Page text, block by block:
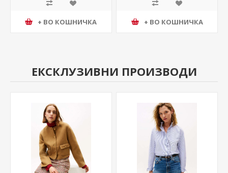
+ ВО КОШНИЧКА + ВО КОШНИЧКА
ЕКСКЛУЗИВНИ ПРОИЗВОДИ